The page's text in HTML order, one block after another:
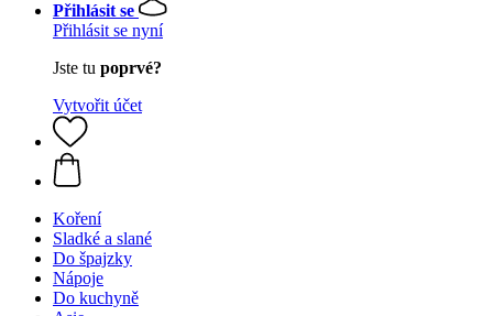
Přihlásit se
Přihlásit se nyní
Jste tu poprvé?
Vytvořit účet
Koření
Sladké a slané
Do špajzky
Nápoje
Do kuchyně